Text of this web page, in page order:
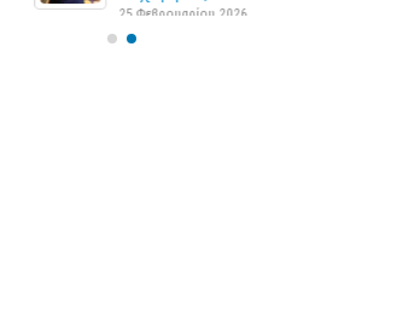
25 Φεβρουαρίου 2026